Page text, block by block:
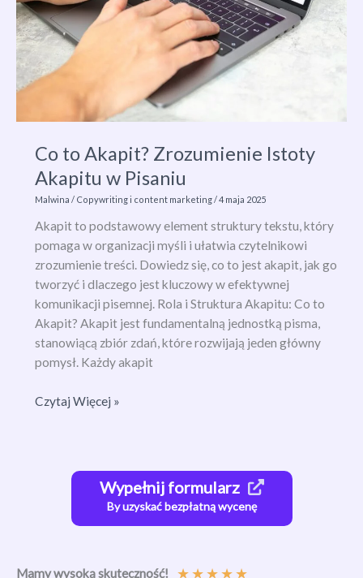
historii,
która
zmienia
marketing
Co to Akapit? Zrozumienie Istoty
Akapitu w Pisaniu
Malwina/ Copywriting i content marketing/4 maja 2025
Akapit to podstawowy element struktury tekstu, który
pomaga w organizacji myśli i ułatwia czytelnikowi
zrozumienie treści. Dowiedz się, co to jest akapit, jak go
tworzyć i dlaczego jest kluczowy w efektywnej
komunikacji pisemnej. Rola i Struktura Akapitu: Co to
Akapit? Akapit jest fundamentalną jednostką pisma,
stanowiącą zbiór zdań, które rozwijają jeden główny
pomysł. Każdy akapit
Co
Czytaj Więcej »
Wypełnij formularz
By uzyskać bezpłatną wycenę
Mamy wysoką skuteczność! ★★★★★